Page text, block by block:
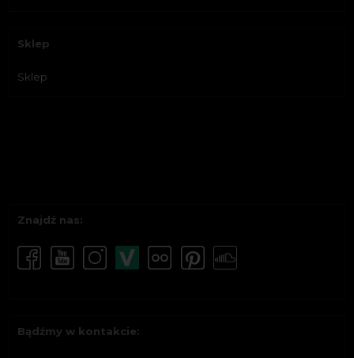
Sklep
Sklep
Znajdź nas:
Bądźmy w kontakcie: